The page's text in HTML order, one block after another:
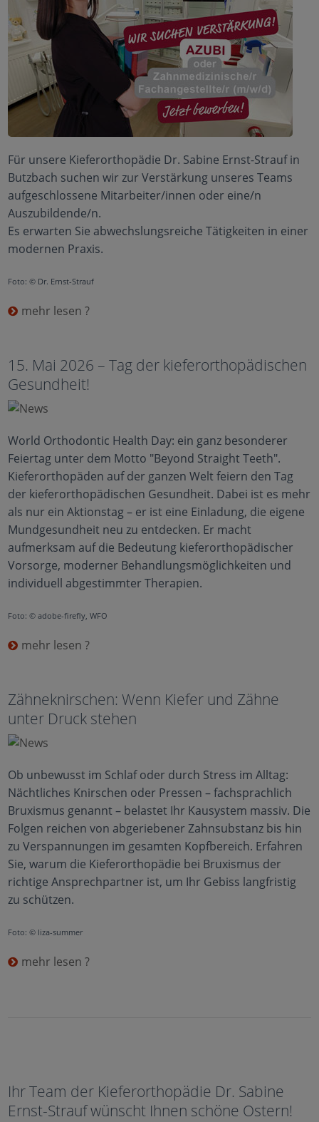
Für unsere Kieferorthopädie Dr. Sabine Ernst-Strauf in
Butzbach suchen wir zur Verstärkung unseres Teams
aufgeschlossene Mitarbeiter/innen oder eine/n
Auszubildende/n.
Es erwarten Sie abwechslungsreiche Tätigkeiten in einer
modernen Praxis.
Foto: © Dr. Ernst-Strauf
mehr lesen ?
15. Mai 2026 – Tag der kieferorthopädischen
Gesundheit!
World Orthodontic Health Day: ein ganz besonderer
Feiertag unter dem Motto "Beyond Straight Teeth".
Kieferorthopäden auf der ganzen Welt feiern den Tag
der kieferorthopädischen Gesundheit. Dabei ist es mehr
als nur ein Aktionstag – er ist eine Einladung, die eigene
Mundgesundheit neu zu entdecken. Er macht
aufmerksam auf die Bedeutung kieferorthopädischer
Vorsorge, moderner Behandlungsmöglichkeiten und
individuell abgestimmter Therapien.
Foto: © adobe-firefly, WFO
mehr lesen ?
Zähneknirschen: Wenn Kiefer und Zähne
unter Druck stehen
Ob unbewusst im Schlaf oder durch Stress im Alltag:
Nächtliches Knirschen oder Pressen – fachsprachlich
Bruxismus genannt – belastet Ihr Kausystem massiv. Die
Folgen reichen von abgeriebener Zahnsubstanz bis hin
zu Verspannungen im gesamten Kopfbereich. Erfahren
Sie, warum die Kieferorthopädie bei Bruxismus der
richtige Ansprechpartner ist, um Ihr Gebiss langfristig
zu schützen.
Foto: © liza-summer
mehr lesen ?
Ihr Team der Kieferorthopädie Dr. Sabine
Ernst-Strauf wünscht Ihnen schöne Ostern!